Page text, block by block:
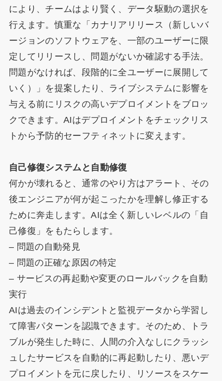
により、チームはより賢く、データ駆動の選択を
行えます。慎重な「カナリアリリース（新しいバ
ージョンのソフトウェアを、一部のユーザーに限
定してリリースし、問題がないか確認する手法。
問題がなければ、段階的に全ユーザーに展開して
いく）」を提案したり、ライブシステムに影響を
与える前にリスクの高いデプロイメントをブロッ
クできます。AIはデプロイメントをチェックリス
トから予防的セーフティネットに変えます。
自己修復システムと自動修復
何かが壊れると、通常のやり方はアラート、その
後エンジニアが何が起こったかを理解し修正する
ために奔走します。AIは全く新しいレベルの「自
己修復」をもたらします。
– 問題の自動発見
– 問題の正確な原因の特定
– サービスの再起動や変更のロールバックを自動
実行
AIは過去のインシデントと監視データから学習し
て障害パターンを認識できます。そのため、トラ
ブルが発生した時に、人間の介入なしにクラッシ
ュしたサービスを自動的に再起動したり、悪いデ
プロイメントを元に戻したり、リソースをスケー